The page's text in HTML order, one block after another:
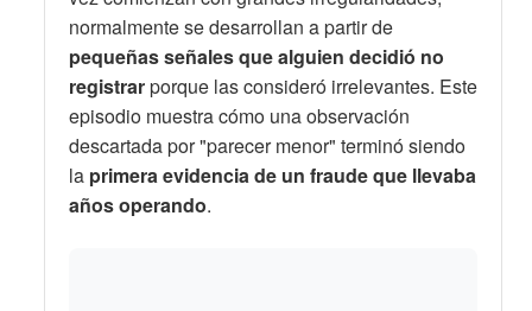
normalmente se desarrollan a partir de
pequeñas señales que alguien decidió no
registrarporque las consideró irrelevantes. Este
episodio muestra cómo una observación
descartada por "parecer menor" terminó siendo
la primera evidencia de un fraude que llevaba
años operando.